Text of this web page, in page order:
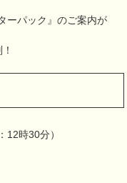
ーパック』のご案内が
時30分）